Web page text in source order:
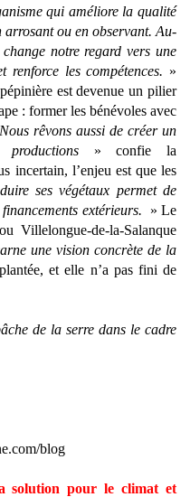
qui améliore la qualité
arrosant ou en observant. Au-
notre regard vers une
les compétences. »
est devenue un pilier
: former les bénévoles avec
Nous rêvons aussi de créer un
» confie la
incertain, l’enjeu est que les
ses végétaux permet de
extérieurs.
» Le
Villelongue-de-la-Salanque
une vision concrète de la
et elle n’a pas fini de
de la serre dans le cadre
blog
solution pour le climat et